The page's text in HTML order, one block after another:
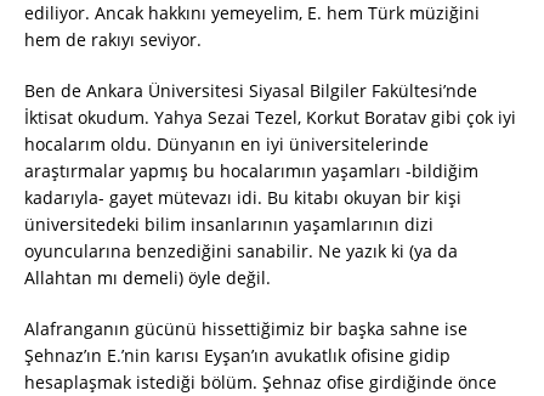
ediliyor. Ancak hakkını yemeyelim, E. hem Türk müziğini
hem de rakıyı seviyor.
Ben de Ankara Üniversitesi Siyasal Bilgiler Fakültesi’nde
İktisat okudum. Yahya Sezai Tezel, Korkut Boratav gibi çok iyi
hocalarım oldu. Dünyanın en iyi üniversitelerinde
araştırmalar yapmış bu hocalarımın yaşamları -bildiğim
kadarıyla- gayet mütevazı idi. Bu kitabı okuyan bir kişi
üniversitedeki bilim insanlarının yaşamlarının dizi
oyuncularına benzediğini sanabilir. Ne yazık ki (ya da
Allahtan mı demeli) öyle değil.
Alafranganın gücünü hissettiğimiz bir başka sahne ise
Şehnaz’ın E.’nin karısı Eyşan’ın avukatlık ofisine gidip
hesaplaşmak istediği bölüm. Şehnaz ofise girdiğinde önce